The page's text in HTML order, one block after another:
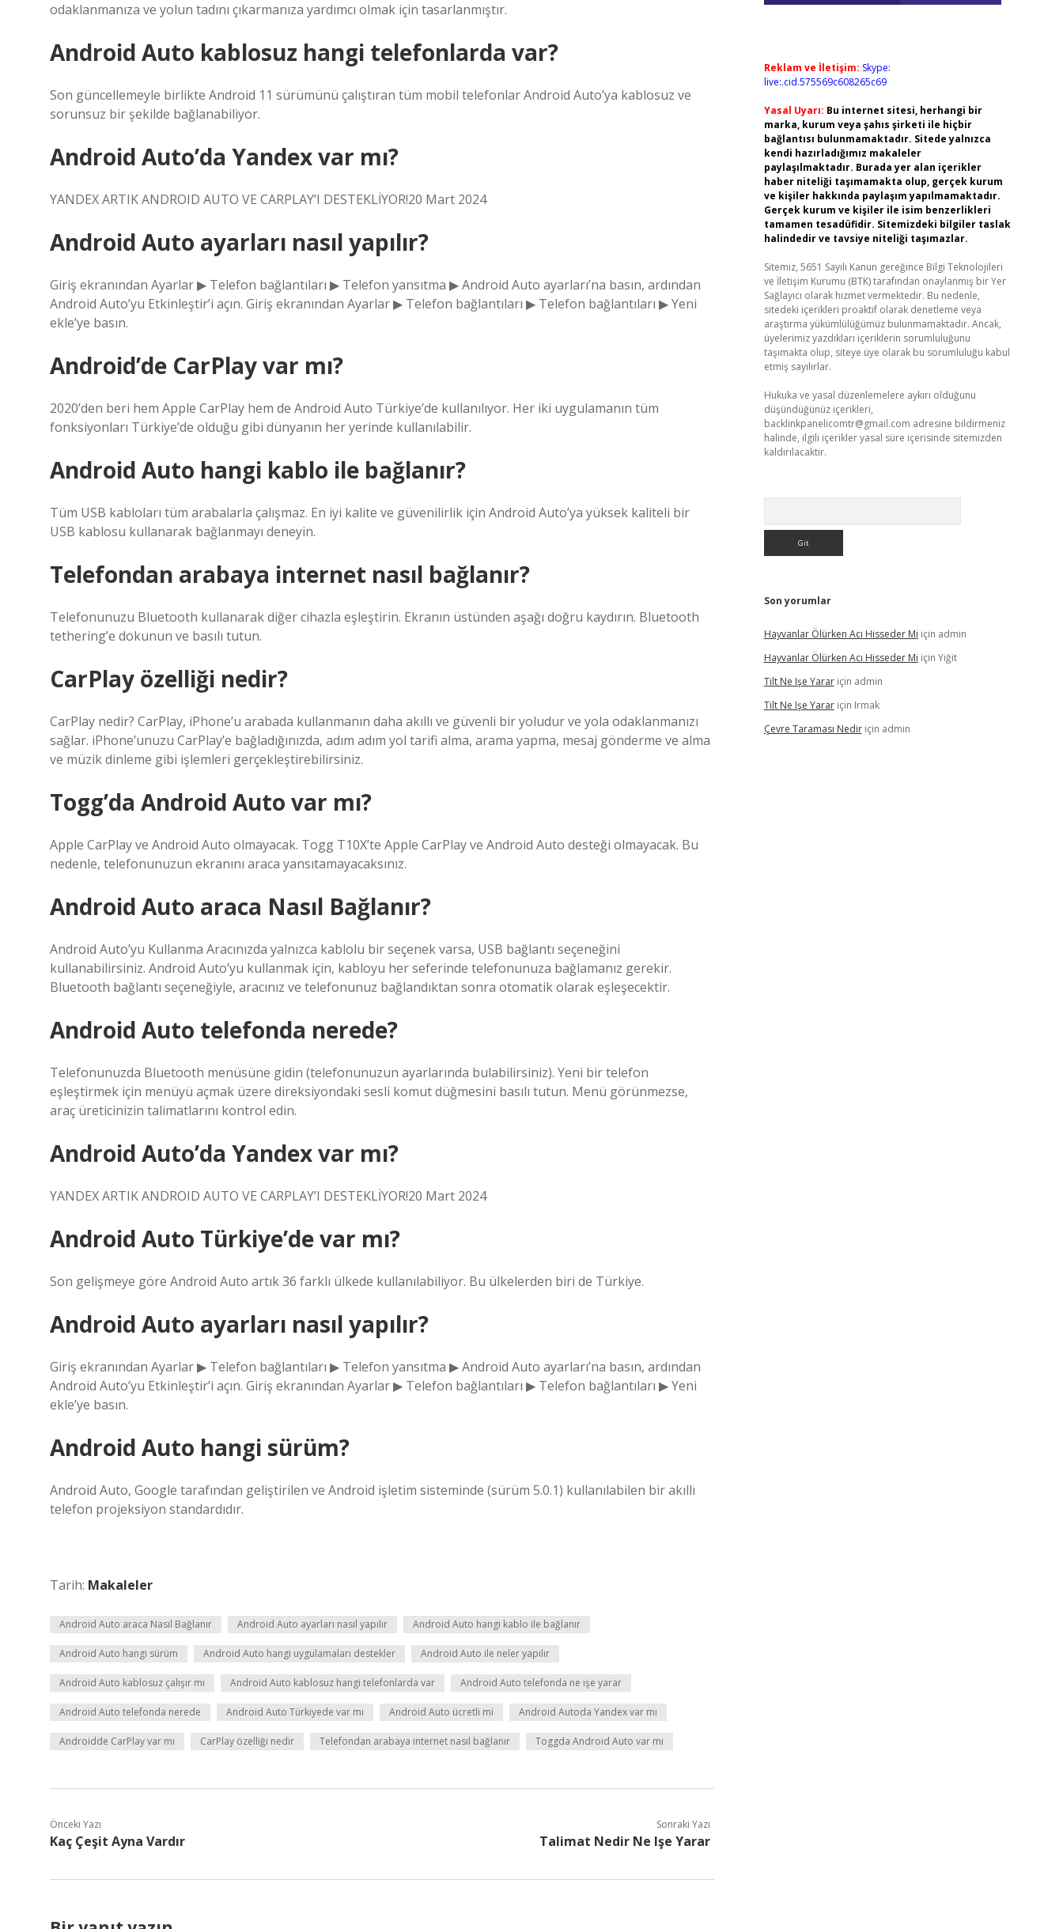
odaklanmanıza ve yolun tadını çıkarmanıza yardımcı olmak için tasarlanmıştır.
Android Auto kablosuz hangi telefonlarda var?
Son güncellemeyle birlikte Android 11 sürümünü çalıştıran tüm mobil telefonlar Android Auto’ya kablosuz ve
sorunsuz bir şekilde bağlanabiliyor.
Android Auto’da Yandex var mı?
YANDEX ARTIK ANDROID AUTO VE CARPLAY’I DESTEKLİYOR!20 Mart 2024
Android Auto ayarları nasıl yapılır?
Giriş ekranından Ayarlar ▶ Telefon bağlantıları ▶ Telefon yansıtma ▶ Android Auto ayarları’na basın, ardından
Android Auto’yu Etkinleştir’i açın. Giriş ekranından Ayarlar ▶ Telefon bağlantıları ▶ Telefon bağlantıları ▶ Yeni
ekle’ye basın.
Android’de CarPlay var mı?
2020’den beri hem Apple CarPlay hem de Android Auto Türkiye’de kullanılıyor. Her iki uygulamanın tüm
fonksiyonları Türkiye’de olduğu gibi dünyanın her yerinde kullanılabilir.
Android Auto hangi kablo ile bağlanır?
Tüm USB kabloları tüm arabalarla çalışmaz. En iyi kalite ve güvenilirlik için Android Auto’ya yüksek kaliteli bir
USB kablosu kullanarak bağlanmayı deneyin.
Telefondan arabaya internet nasıl bağlanır?
Telefonunuzu Bluetooth kullanarak diğer cihazla eşleştirin. Ekranın üstünden aşağı doğru kaydırın. Bluetooth
tethering’e dokunun ve basılı tutun.
CarPlay özelliği nedir?
CarPlay nedir? CarPlay, iPhone’u arabada kullanmanın daha akıllı ve güvenli bir yoludur ve yola odaklanmanızı
sağlar. iPhone’unuzu CarPlay’e bağladığınızda, adım adım yol tarifi alma, arama yapma, mesaj gönderme ve alma
ve müzik dinleme gibi işlemleri gerçekleştirebilirsiniz.
Togg’da Android Auto var mı?
Apple CarPlay ve Android Auto olmayacak. Togg T10X’te Apple CarPlay ve Android Auto desteği olmayacak. Bu
nedenle, telefonunuzun ekranını araca yansıtamayacaksınız.
Android Auto araca Nasıl Bağlanır?
Android Auto’yu Kullanma Aracınızda yalnızca kablolu bir seçenek varsa, USB bağlantı seçeneğini
kullanabilirsiniz. Android Auto’yu kullanmak için, kabloyu her seferinde telefonunuza bağlamanız gerekir.
Bluetooth bağlantı seçeneğiyle, aracınız ve telefonunuz bağlandıktan sonra otomatik olarak eşleşecektir.
Android Auto telefonda nerede?
Telefonunuzda Bluetooth menüsüne gidin (telefonunuzun ayarlarında bulabilirsiniz). Yeni bir telefon
eşleştirmek için menüyü açmak üzere direksiyondaki sesli komut düğmesini basılı tutun. Menü görünmezse,
araç üreticinizin talimatlarını kontrol edin.
Android Auto’da Yandex var mı?
YANDEX ARTIK ANDROID AUTO VE CARPLAY’I DESTEKLİYOR!20 Mart 2024
Android Auto Türkiye’de var mı?
Son gelişmeye göre Android Auto artık 36 farklı ülkede kullanılabiliyor. Bu ülkelerden biri de Türkiye.
Android Auto ayarları nasıl yapılır?
Giriş ekranından Ayarlar ▶ Telefon bağlantıları ▶ Telefon yansıtma ▶ Android Auto ayarları’na basın, ardından
Android Auto’yu Etkinleştir’i açın. Giriş ekranından Ayarlar ▶ Telefon bağlantıları ▶ Telefon bağlantıları ▶ Yeni
ekle’ye basın.
Android Auto hangi sürüm?
Android Auto, Google tarafından geliştirilen ve Android işletim sisteminde (sürüm 5.0.1) kullanılabilen bir akıllı
telefon projeksiyon standardıdır.
Tarih: Makaleler
Android Auto araca Nasıl Bağlanır Android Auto ayarları nasıl yapılır Android Auto hangi kablo ile bağlanır
Android Auto hangi sürüm Android Auto hangi uygulamaları destekler Android Auto ile neler yapılır
Android Auto kablosuz çalışır mı Android Auto kablosuz hangi telefonlarda var Android Auto telefonda ne işe yarar
Android Auto telefonda nerede Android Auto Türkiyede var mı Android Auto ücretli mi Android Autoda Yandex var mı
Androidde CarPlay var mı CarPlay özelliği nedir Telefondan arabaya internet nasıl bağlanır Toggda Android Auto var mı
Önceki Yazı
Kaç Çeşit Ayna Vardır
Sonraki Yazı
Talimat Nedir Ne Işe Yarar
Reklam ve İletişim: Skype:
live:.cid.575569c608265c69
Yasal Uyarı: Bu internet sitesi, herhangi bir
marka, kurum veya şahıs şirketi ile hiçbir
bağlantısı bulunmamaktadır. Sitede yalnızca
kendi hazırladığımız makaleler
paylaşılmaktadır. Burada yer alan içerikler
haber niteliği taşımamakta olup, gerçek kurum
ve kişiler hakkında paylaşım yapılmamaktadır.
Gerçek kurum ve kişiler ile isim benzerlikleri
tamamen tesadüfidir. Sitemizdeki bilgiler taslak
halindedir ve tavsiye niteliği taşımazlar.
Sitemiz, 5651 Sayılı Kanun gereğince Bilgi Teknolojileri
ve İletişim Kurumu (BTK) tarafından onaylanmış bir Yer
Sağlayıcı olarak hizmet vermektedir. Bu nedenle,
sitedeki içerikleri proaktif olarak denetleme veya
araştırma yükümlülüğümüz bulunmamaktadır. Ancak,
üyelerimiz yazdıkları içeriklerin sorumluluğunu
taşımakta olup, siteye üye olarak bu sorumluluğu kabul
etmiş sayılırlar.
Hukuka ve yasal düzenlemelere aykırı olduğunu
düşündüğünüz içerikleri,
backlinkpanelicomtr@gmail.com adresine bildirmeniz
halinde, ilgili içerikler yasal süre içerisinde sitemizden
kaldırılacaktır.
Son yorumlar
Hayvanlar Ölürken Acı Hisseder Mi için admin
Hayvanlar Ölürken Acı Hisseder Mi için Yiğit
Tilt Ne Işe Yarariçin admin
Tilt Ne Işe Yarariçin Irmak
Çevre Taraması Nediriçin admin